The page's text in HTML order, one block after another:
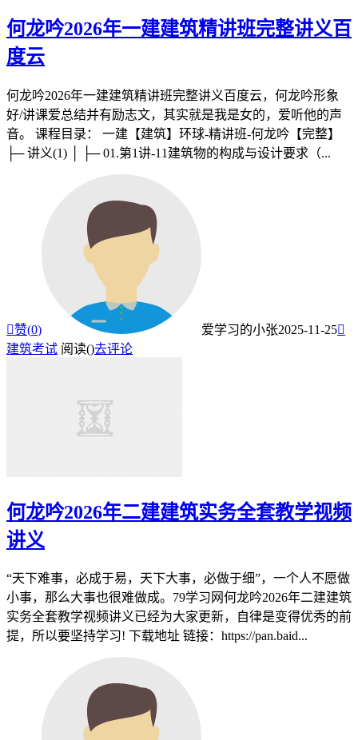
何龙吟2026年一建建筑精讲班完整讲义百
度云
何龙吟2026年一建建筑精讲班完整讲义百度云，何龙吟形象
好/讲课爱总结并有励志文，其实就是我是女的，爱听他的声
音。 课程目录： 一建【建筑】环球-精讲班-何龙吟【完整】
├─ 讲义(1) │ ├─ 01.第1讲-11建筑物的构成与设计要求（...
赞(0) 爱学习的小张2025-11-25
建筑考试 阅读()去评论
何龙吟2026年二建建筑实务全套教学视频
讲义
“天下难事，必成于易，天下大事，必做于细”，一个人不愿做
小事，那么大事也很难做成。79学习网何龙吟2026年二建建筑
实务全套教学视频讲义已经为大家更新，自律是变得优秀的前
提，所以要坚持学习! 下载地址 链接：https://pan.baid...